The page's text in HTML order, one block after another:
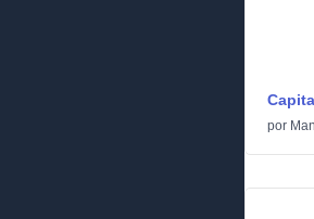
por